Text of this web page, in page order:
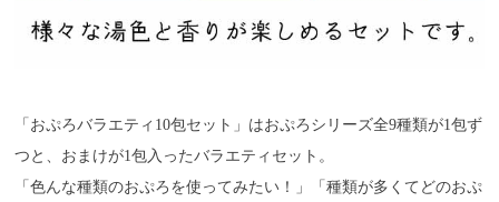
「おぷろバラエティ10包セット」はおぷろシリーズ全9種類が1包ず
つと、おまけが1包入ったバラエティセット。
「色んな種類のおぷろを使ってみたい！」「種類が多くてどのおぷ